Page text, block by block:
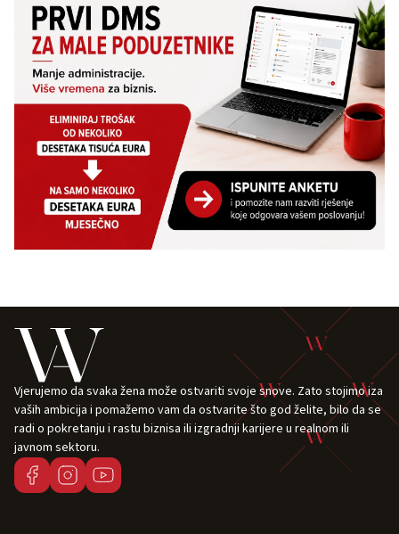
Vjerujemo da svaka žena može ostvariti svoje snove. Zato stojimo iza
vaših ambicija i pomažemo vam da ostvarite što god želite, bilo da se
radi o pokretanju i rastu biznisa ili izgradnji karijere u realnom ili
javnom sektoru.